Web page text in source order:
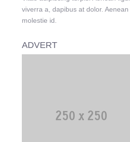
viverra a, dapibus at dolor.
molestie id.
ADVERT